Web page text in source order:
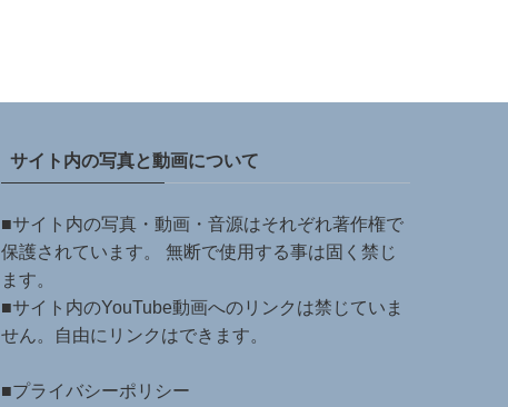
サイト内の写真と動画について
■サイト内の写真・動画・音源はそれぞれ著作権で
保護されています。 無断で使用する事は固く禁じ
ます。
■サイト内のYouTube動画へのリンクは禁じていま
せん。自由にリンクはできます。
■プライバシーポリシー